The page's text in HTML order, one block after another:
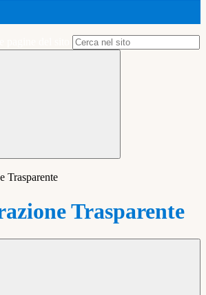
Trasparente
Trasparente